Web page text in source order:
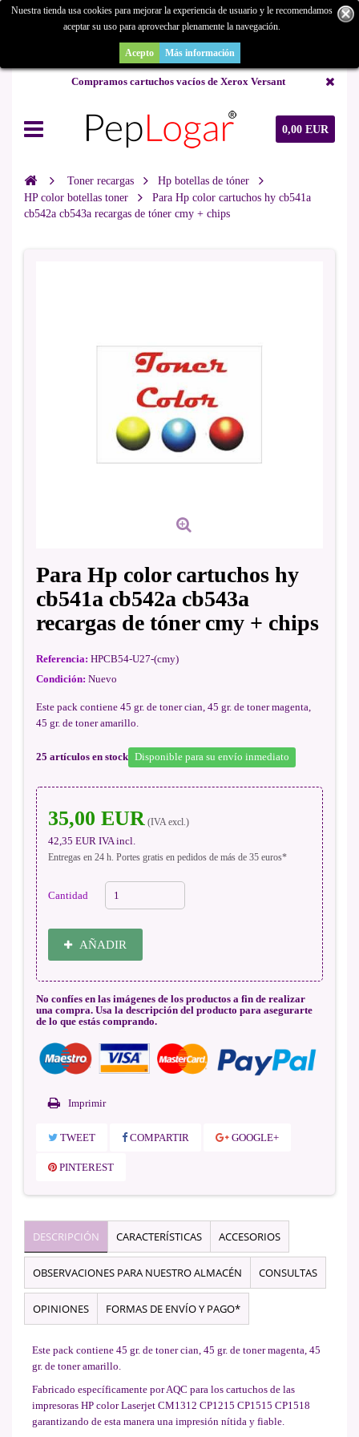
¿Buscas un repuesto de copiadora o buscas una de ocasión y no la
encuentras? Consúltanos.
Compramos cartuchos vacíos de Xerox Versant
0,00 EUR
Nuestra tienda usa cookies para mejorar la experiencia de usuario y le recomendamos
aceptar su uso para aprovechar plenamente la navegación.
Acepto Más información
Toner recargas
Hp botellas de tóner
HP color botellas toner
Para Hp color cartuchos hy cb541a
cb542a cb543a recargas de tóner cmy + chips
Para Hp color cartuchos hy
cb541a cb542a cb543a
recargas de tóner cmy + chips
Referencia: HPCB54-U27-(cmy)
Condición: Nuevo
Este pack contiene 45 gr. de toner cian, 45 gr. de toner magenta,
45 gr. de toner amarillo.
25 artículos en stock Disponible para su envío inmediato
35,00 EUR (IVA excl.)
42,35 EUR IVA incl.
Entregas en 24 h. Portes gratis en pedidos de más de 35 euros*
Cantidad
AÑADIR
No confíes en las imágenes de los productos a fin de realizar
una compra. Usa la descripción del producto para asegurarte
de lo que estás comprando.
Imprimir
TWEET COMPARTIR GOOGLE+
PINTEREST
DESCRIPCIÓN CARACTERÍSTICAS ACCESORIOS
OBSERVACIONES PARA NUESTRO ALMACÉN CONSULTAS
OPINIONES FORMAS DE ENVÍO Y PAGO*
Este pack contiene 45 gr. de toner cian, 45 gr. de toner magenta, 45
gr. de toner amarillo.
Fabricado específicamente por AQC para los cartuchos de las
impresoras HP color Laserjet CM1312 CP1215 CP1515 CP1518
garantizando de esta manera una impresión nítida y fiable.